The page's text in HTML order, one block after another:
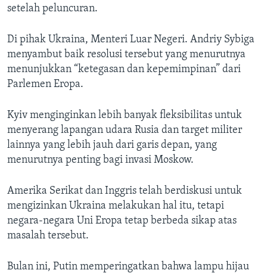
setelah peluncuran.
Di pihak Ukraina, Menteri Luar Negeri. Andriy Sybiga
menyambut baik resolusi tersebut yang menurutnya
menunjukkan “ketegasan dan kepemimpinan” dari
Parlemen Eropa.
Kyiv menginginkan lebih banyak fleksibilitas untuk
menyerang lapangan udara Rusia dan target militer
lainnya yang lebih jauh dari garis depan, yang
menurutnya penting bagi invasi Moskow.
Amerika Serikat dan Inggris telah berdiskusi untuk
mengizinkan Ukraina melakukan hal itu, tetapi
negara-negara Uni Eropa tetap berbeda sikap atas
masalah tersebut.
Bulan ini, Putin memperingatkan bahwa lampu hijau